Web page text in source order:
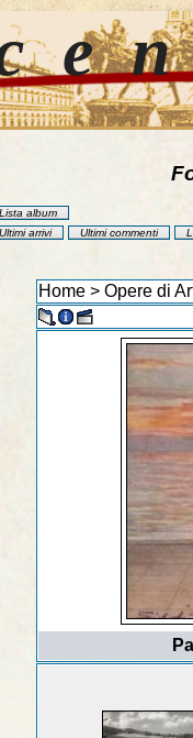
Lista album
Ultimi arrivi
Ultimi commenti
Home > Opere di